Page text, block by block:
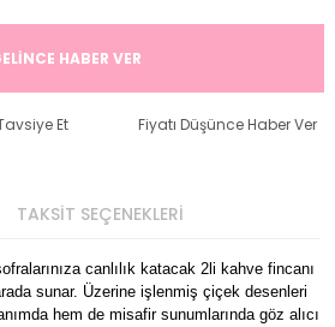
HABER VER
Et Fiyatı Düşünce Haber Ver
TAKSİT SEÇENEKLERİ
canlılık katacak 2li kahve fincanı
sunar. Üzerine işlenmiş çiçek desenleri
hem de misafir sunumlarında göz alıcı